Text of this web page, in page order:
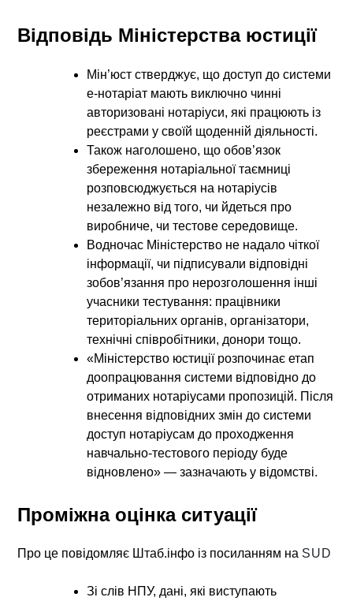
Відповідь Міністерства юстиції
Мін’юст стверджує, що доступ до системи
е-нотаріат мають виключно чинні
авторизовані нотаріуси, які працюють із
реєстрами у своїй щоденній діяльності.
Також наголошено, що обов’язок
збереження нотаріальної таємниці
розповсюджується на нотаріусів
незалежно від того, чи йдеться про
виробниче, чи тестове середовище.
Водночас Міністерство не надало чіткої
інформації, чи підписували відповідні
зобов’язання про нерозголошення інші
учасники тестування: працівники
територіальних органів, організатори,
технічні співробітники, донори тощо.
«Міністерство юстиції розпочинає етап
доопрацювання системи відповідно до
отриманих нотаріусами пропозицій. Після
внесення відповідних змін до системи
доступ нотаріусам до проходження
навчально-тестового періоду буде
відновлено» — зазначають у відомстві.
Проміжна оцінка ситуації
Про це повідомляє Штаб.інфо із посиланням на SUD
Зі слів НПУ, дані, які виступають